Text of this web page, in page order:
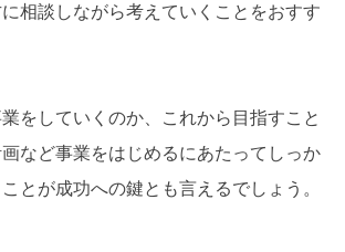
相談しながら考えていくことをおすす
をしていくのか、これから目指すこと
など事業をはじめるにあたってしっか
とが成功への鍵とも言えるでしょう。